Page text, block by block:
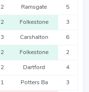
2 Ramsgate 5
2 Folkestone 3
3 Carshalton 6
2 Folkestone 2
2 Dartford 4
1 Potters Ba 3